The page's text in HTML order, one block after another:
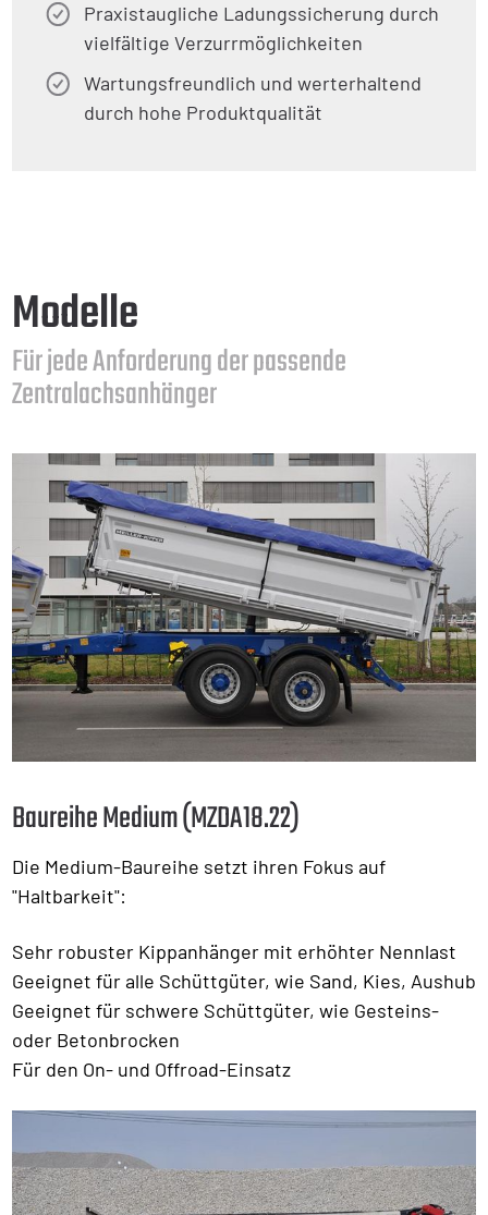
Praxistaugliche Ladungssicherung durch
vielfältige Verzurrmöglichkeiten
Wartungsfreundlich und werterhaltend
durch hohe Produktqualität
Modelle
Für jede Anforderung der passende
Zentralachsanhänger
Baureihe Medium (MZDA18.22)
Die Medium-Baureihe setzt ihren Fokus auf
"Haltbarkeit":
Sehr robuster Kippanhänger mit erhöhter Nennlast
Geeignet für alle Schüttgüter, wie Sand, Kies, Aushub
Geeignet für schwere Schüttgüter, wie Gesteins-
oder Betonbrocken
Für den On- und Offroad-Einsatz